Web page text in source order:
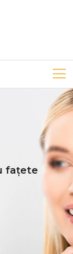
fațete